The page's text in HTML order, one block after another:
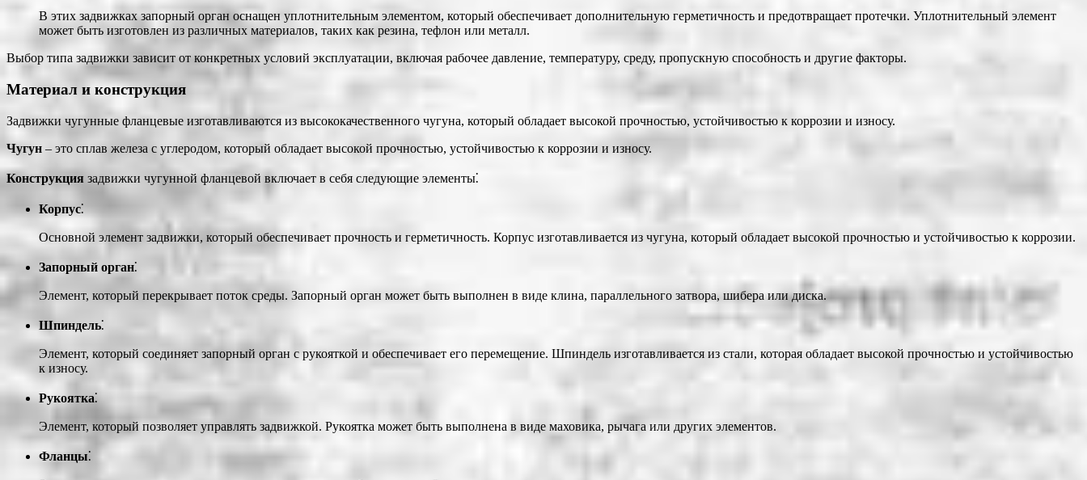
В этих задвижках запорный орган оснащен уплотнительным элементом, который обеспечивает дополнительную герметичность и предотвращает протечки. Уплотнительный элемент
может быть изготовлен из различных материалов, таких как резина, тефлон или металл.
Выбор типа задвижки зависит от конкретных условий эксплуатации, включая рабочее давление, температуру, среду, пропускную способность и другие факторы.
Материал и конструкция
Задвижки чугунные фланцевые изготавливаются из высококачественного чугуна, который обладает высокой прочностью, устойчивостью к коррозии и износу.
Чугун – это сплав железа с углеродом, который обладает высокой прочностью, устойчивостью к коррозии и износу.
Конструкция задвижки чугунной фланцевой включает в себя следующие элементы⁚
Корпус⁚
Основной элемент задвижки, который обеспечивает прочность и герметичность. Корпус изготавливается из чугуна, который обладает высокой прочностью и устойчивостью к коррозии.
Запорный орган⁚
Элемент, который перекрывает поток среды. Запорный орган может быть выполнен в виде клина, параллельного затвора, шибера или диска.
Шпиндель⁚
Элемент, который соединяет запорный орган с рукояткой и обеспечивает его перемещение. Шпиндель изготавливается из стали, которая обладает высокой прочностью и устойчивостью
к износу.
Рукоятка⁚
Элемент, который позволяет управлять задвижкой. Рукоятка может быть выполнена в виде маховика, рычага или других элементов.
Фланцы⁚